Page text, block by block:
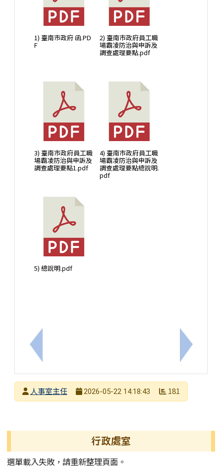
上一筆：檢送本府115學年度特約托育機構名單1份
1) 臺南市政府 函.PD
F
2) 臺南市政府員工職
場霸凌防治與申訴及
調查處理要點.pdf
3) 臺南市政府員工職
場霸凌防治與申訴及
調查處理要點1.pdf
4) 臺南市政府員工職
場霸凌防治與申訴及
調查處理要點總說明.
pdf
5) 總說明.pdf
下一筆：
發布者人事室主任
2026-05-22 14:18:43 181
行政處室
選單載入失敗，請重新整理頁面。